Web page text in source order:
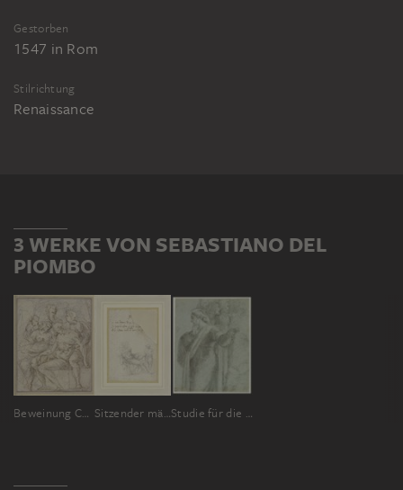
Gestorben
1547 in Rom
Stilrichtung
Renaissance
3 WERKE VON SEBASTIANO DEL
PIOMBO
Beweinung Christi Sitzender männlicher Akt, schlafend, mit einem stehenden Kind oder Putto Studie für die Martha der "Auferweckung des Lazarus"